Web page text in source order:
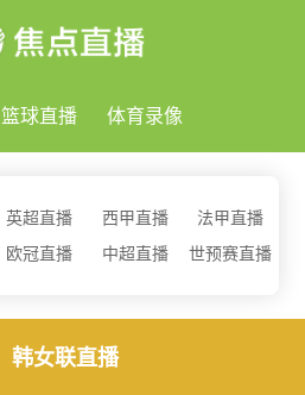
篮球直播 体育录像
英超直播 西甲直播
法甲直播
欧冠直播 中超直播 世预赛直播
韩女联直播